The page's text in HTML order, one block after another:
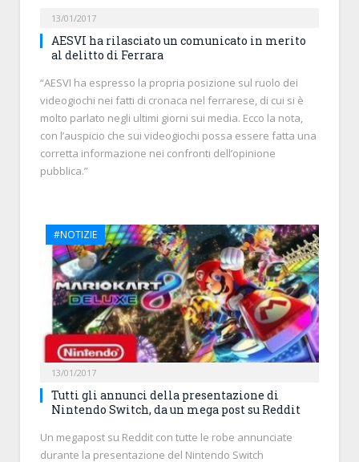
13/01/2017
AESVI ha rilasciato un comunicato in merito
al delitto di Ferrara
“AESVI ha espresso la propria posizione sul ruolo dei
videogiochi nei fatti di cronaca nel ferrarese, di cui si è
molto parlato negli ultimi giorni sui media. Ecco la nota,
con l’auspicio che sui videogiochi possa essere fatta una
corretta informazione nei confronti dell’opinione
pubblica.”
#NOTIZIE
13/01/2017
Tutti gli annunci della presentazione di
Nintendo Switch, da un mega post su Reddit
Un megapost su Reddit con tutte le robe annunciate
durante la presentazione del Nintendo Switch